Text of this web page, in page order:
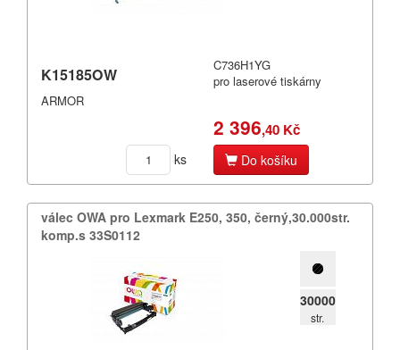
K15185OW
ARMOR
C736H1YG
pro laserové tiskárny
2 396,40 Kč
ks Do košíku
válec OWA pro Lexmark E250,​ 350,​ černý,​30.​000str.​
komp.​s 33S0112
30000
str.